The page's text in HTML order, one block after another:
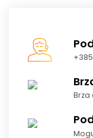
Brza